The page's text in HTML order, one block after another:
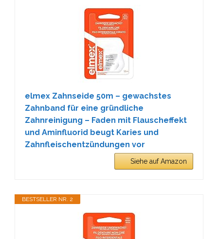
elmex Zahnseide 50m – gewachstes
Zahnband für eine gründliche
Zahnreinigung – Faden mit Flauscheffekt
und Aminfluorid beugt Karies und
Zahnfleischentzündungen vor
Siehe auf Amazon
BESTSELLER NR. 2